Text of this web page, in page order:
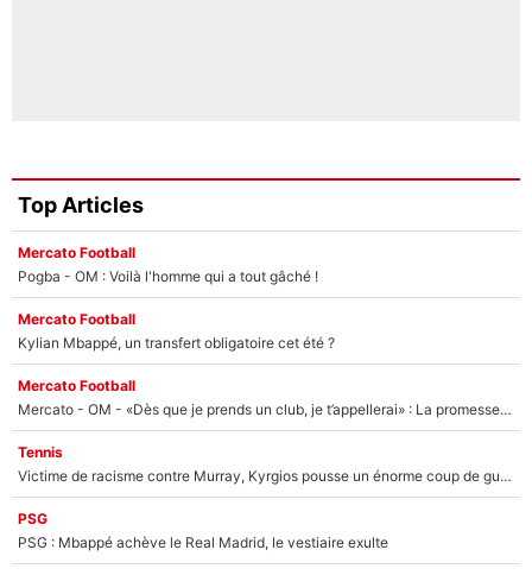
Top Articles
Mercato Football
Pogba - OM : Voilà l'homme qui a tout gâché !
Mercato Football
Kylian Mbappé, un transfert obligatoire cet été ?
Mercato Football
Mercato - OM - «Dès que je prends un club, je t’appellerai» : La promesse de Marcelino au moment de claquer la porte
Tennis
Victime de racisme contre Murray, Kyrgios pousse un énorme coup de gueule !
PSG
PSG : Mbappé achève le Real Madrid, le vestiaire exulte